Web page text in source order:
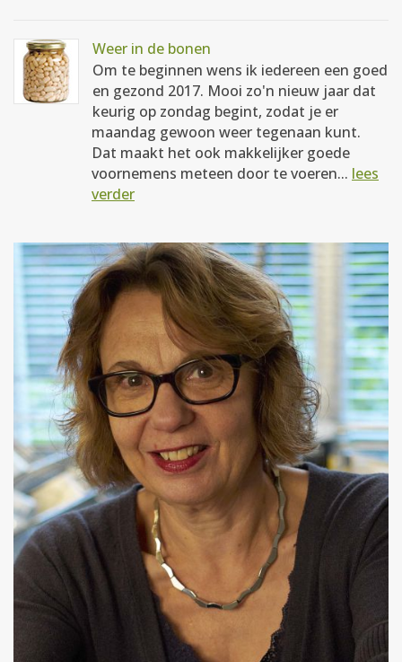
Weer in de bonen
Om te beginnen wens ik iedereen een goed
en gezond 2017. Mooi zo'n nieuw jaar dat
keurig op zondag begint, zodat je er
maandag gewoon weer tegenaan kunt.
Dat maakt het ook makkelijker goede
voornemens meteen door te voeren... lees
verder